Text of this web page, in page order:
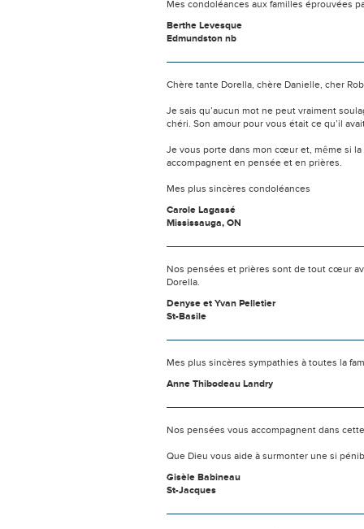
Mes condoléances aux familles éprouvées
Berthe Levesque
Edmundston nb
Chère tante Dorella, chère Danielle, cher
Je sais qu’aucun mot ne peut vraiment
chéri. Son amour pour vous était ce qu’il
Je vous porte dans mon cœur et, même si
accompagnent en pensée et en prières.
Mes plus sincères condoléances
Carole Lagassé
Mississauga, ON
Nos pensées et prières sont de tout cœur
Dorella.
Denyse et Yvan Pelletier
St-Basile
Mes plus sincères sympathies à toutes la
Anne Thibodeau Landry
Nos pensées vous accompagnent dans
Que Dieu vous aide à surmonter une si
Gisèle Babineau
St-Jacques